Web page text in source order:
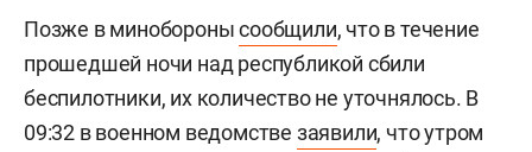
Позже в миноборонысообщили, что в течение
прошедшей ночи над республикой сбили
беспилотники, их количество не уточнялось. В
09:32 в военном ведомстве заявили, что утром